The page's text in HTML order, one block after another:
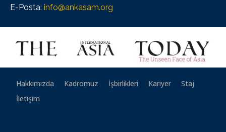
E-Posta: info@ankasam.org
Hakkımızda Kadromuz İşbirlikleri Kariyer
Staj
İletişim